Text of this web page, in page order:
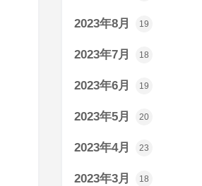
2023年8月 19
2023年7月 18
2023年6月 19
2023年5月 20
2023年4月 23
2023年3月 18